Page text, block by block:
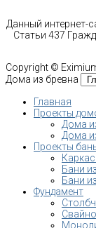
Данный интернет-
Статьи 437
Copyright ©
Дома из бревна
Главная
Проекты
Дома
Дома
Проекты
Бани
Бани
Фундамент